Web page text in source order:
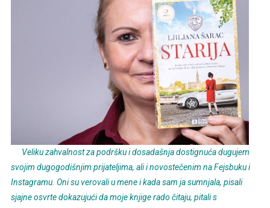
Veliku zahvalnost za podršku i dosadašnja dostignuća dugujem
svojim dugogodišnjim prijateljima, ali i novostečenim na Fejsbuku i
Instagramu. Oni su verovali u mene i kada sam ja sumnjala, pisali
sjajne osvrte dokazujući da moje knjige rado čitaju, pitali s